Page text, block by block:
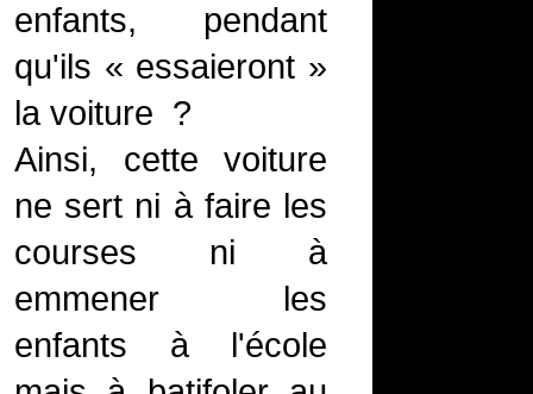
enfants, pendant
qu'ils « essaieront »
la voiture ?
Ainsi, cette voiture
ne sert ni à faire les
courses ni à
emmener les
enfants à l'école